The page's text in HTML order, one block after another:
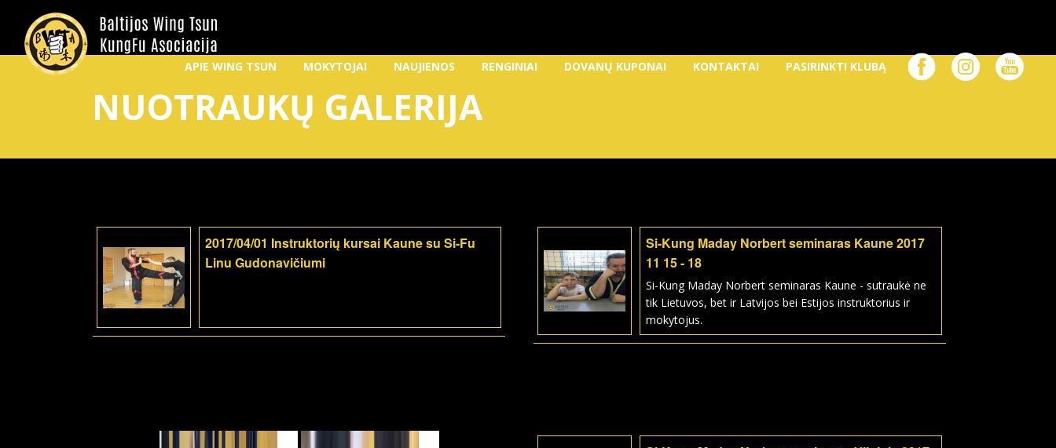
APIE WING TSUN MOKYTOJAI NAUJIENOS RENGINIAI DOVANŲ KUPONAI KONTAKTAI PASIRINKTI KLUBĄ
NUOTRAUKŲ GALERIJA
2017/04/01 Instruktorių kursai Kaune su Si-Fu
Linu Gudonavičiumi
Si-Kung Maday Norbert seminaras Kaune 2017
11 15 - 18
Si-Kung Maday Norbert seminaras Kaune - sutraukė ne
tik Lietuvos, bet ir Latvijos bei Estijos instruktorius ir
mokytojus.